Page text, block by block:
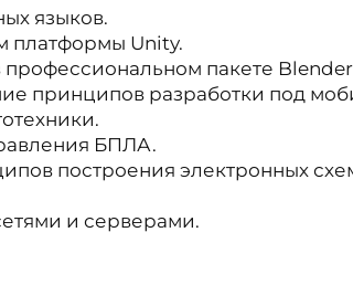
языков.
платформы Unity.
пакете
принципов разработки под
БПЛА.
построения электронных
и серверами.